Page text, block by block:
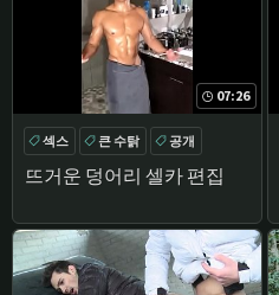
07:26
뜨거운 덩어리 셀카 편집
섹스 큰 수탉
공개
컴파일